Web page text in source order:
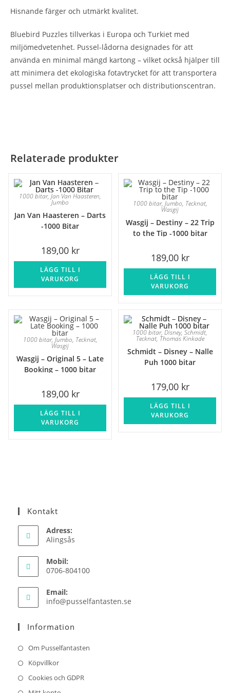
Hisnande färger och utmärkt kvalitet.
Bluebird Puzzles tillverkas i Europa och Turkiet med
miljömedvetenhet. Pussel-lådorna designades för att
använda en minimal mängd kartong – vilket också hjälper till
att minimera det ekologiska fotavtrycket för att transportera
pussel mellan produktionsplatser och distributionscentran.
Relaterade produkter
1000 bitar, Jan Van Haasteren,
Jumbo
Jan Van Haasteren – Darts
-1000 Bitar
189,00 kr
LÄGG TILL I
VARUKORG
1000 bitar, Jumbo, Tecknat,
Wasgij
Wasgij – Destiny – 22 Trip
to the Tip -1000 bitar
189,00 kr
LÄGG TILL I
VARUKORG
1000 bitar, Jumbo, Tecknat,
Wasgij
Wasgij – Original 5 – Late
Booking – 1000 bitar
189,00 kr
LÄGG TILL I
VARUKORG
1000 bitar, Disney, Schmidt,
Tecknat, Thomas Kinkade
Schmidt – Disney – Nalle
Puh 1000 bitar
179,00 kr
LÄGG TILL I
VARUKORG
Kontakt
Adress:
Alingsås
Mobil:
0706-804100
Email:
info@pusselfantasten.se
Information
Om Pusselfantasten
Köpvillkor
Cookies och GDPR